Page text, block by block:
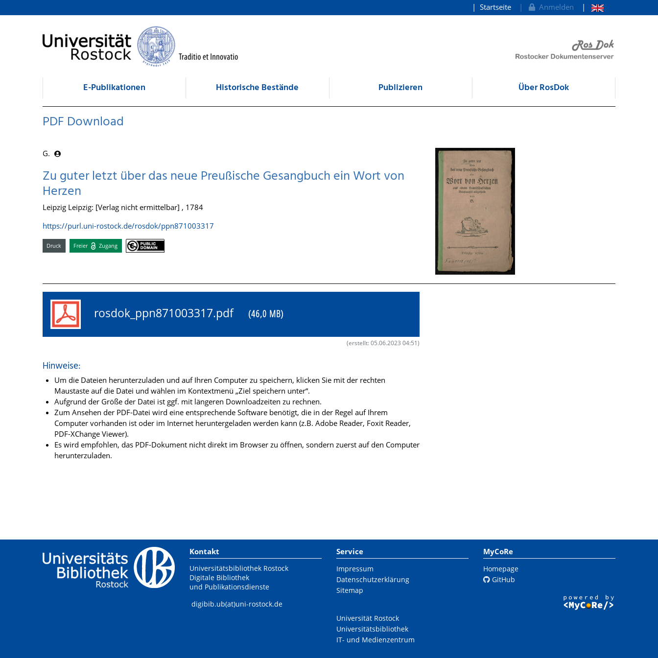
zum Inhalt
Startseite Anmelden
E-Publikationen Historische Bestände Publizieren Über RosDok
PDF Download
G.
Zu guter letzt über das neue Preußische Gesangbuch ein Wort von
Herzen
Leipzig Leipzig: [Verlag nicht ermittelbar] , 1784
https://purl.uni-rostock.de/rosdok/ppn871003317
Druck Freier Zugang
rosdok_ppn871003317.pdf (46,0 MB)
(erstellt: 05.06.2023 04:51)
Hinweise:
Um die Dateien herunterzuladen und auf Ihren Computer zu speichern, klicken Sie mit der rechten
Maustaste auf die Datei und wählen im Kontextmenü „Ziel speichern unter“.
Aufgrund der Größe der Datei ist ggf. mit längeren Downloadzeiten zu rechnen.
Zum Ansehen der PDF-Datei wird eine entsprechende Software benötigt, die in der Regel auf Ihrem
Computer vorhanden ist oder im Internet heruntergeladen werden kann (z.B. Adobe Reader, Foxit Reader,
PDF-XChange Viewer).
Es wird empfohlen, das PDF-Dokument nicht direkt im Browser zu öffnen, sondern zuerst auf den Computer
herunterzuladen.
Kontakt
Universitätsbibliothek Rostock
Digitale Bibliothek
und Publikationsdienste
digibib.ub(at)uni-rostock.de
Service
Impressum
Datenschutzerklärung
Sitemap
Universität Rostock
Universitätsbibliothek
IT- und Medienzentrum
MyCoRe
Homepage
GitHub